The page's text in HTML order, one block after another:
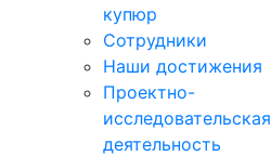
купюр
Сотрудники
Наши достижения
Проектно-
исследовательская
деятельность